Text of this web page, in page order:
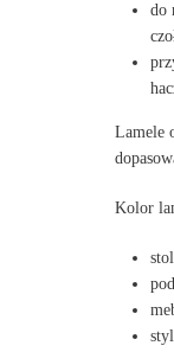
do
Lamele
Kolor